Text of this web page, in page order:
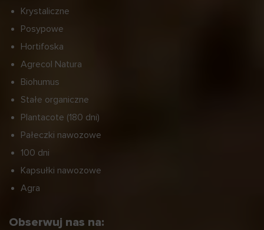
Krystaliczne
Posypowe
Hortifoska
Agrecol Natura
Biohumus
Stałe organiczne
Plantacote (180 dni)
Pałeczki nawozowe
100 dni
Kapsułki nawozowe
Agra
Obserwuj nas na: